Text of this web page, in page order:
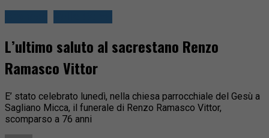
L’ultimo saluto al sacrestano Renzo
Ramasco Vittor
E’ stato celebrato lunedì, nella chiesa parrocchiale del Gesù a
Sagliano Micca, il funerale di Renzo Ramasco Vittor,
scomparso a 76 anni